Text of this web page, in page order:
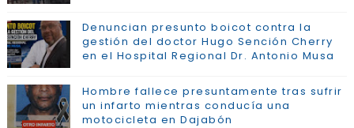
Denuncian presunto boicot contra la
gestión del doctor Hugo Sención Cherry
en el Hospital Regional Dr. Antonio Musa
Hombre fallece presuntamente tras sufrir
un infarto mientras conducía una
motocicleta en Dajabón